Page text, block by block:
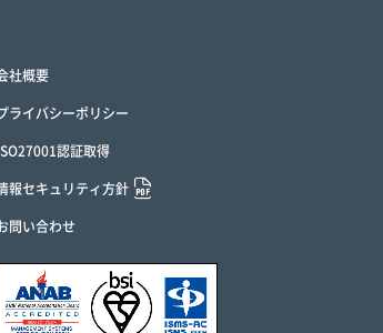
社概要
ライバシーポリシー
認証取得
報セキュリティ方針
問い合わせ